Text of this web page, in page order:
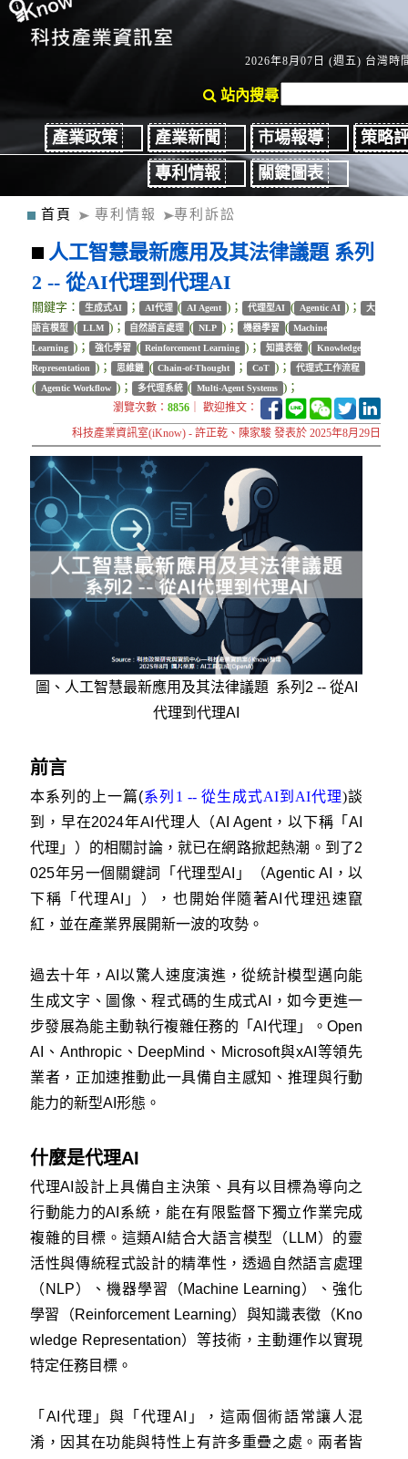
2026年8月07日 (週五) 台灣時
站內搜尋
產業政策 產業新聞 市場報導
策略
專利情報
關鍵圖表
首頁 專利情報 專利訴訟
人工智慧最新應用及其法律議題 系列
2 -- 從AI代理到代理AI
關鍵字： 生成式AI ； AI代理 ( AI Agent )； 代理型AI ( Agentic AI )； 大
語言模型
( LLM )； 自然語言處理 ( NLP )； 機器學習 ( Machine
Learning )； 強化學習 ( Reinforcement Learning )； 知識表徵 ( Knowledge
Representation
)； 思維鏈 ( Chain-of-Thought ； CoT )； 代理式工作流程
( Agentic Workflow )； 多代理系統 ( Multi-Agent Systems )；
瀏覽次數：8856 ｜ 歡迎推文：
科技產業資訊室(iKnow) - 許正乾、陳家駿 發表於 2025年8月29日
圖、人工智慧最新應用及其法律議題 系列2 -- 從AI
代理到代理AI
前言
本系列的 上一篇(系列1 -- 從生成式AI到AI代理)談
到，早在2024年AI代理人（AI Agent，以下稱「AI
代理」）的相關討論，就已在網路掀起熱潮。到了2
025年另一個關鍵詞「代理型AI」（Agentic AI，以
下稱「代理AI」），也開始伴隨著AI代理迅速竄
紅，並在產業界展開新一波的攻勢。
過去十年，AI以驚人速度演進，從統計模型邁向能
生成文字、圖像、程式碼的生成式AI，如今更進一
步發展為能主動執行複雜任務的「AI代理」。Open
AI、Anthropic、DeepMind、Microsoft與xAI等領先
業者，正加速推動此一具備自主感知、推理與行動
能力的新型AI形態。
什麼是代理AI
代理AI設計上具備自主決策、具有以目標為導向之
行動能力的AI系統，能在有限監督下獨立作業完成
複雜的目標。這類AI結合大語言模型（LLM）的靈
活性與傳統程式設計的精準性，透過自然語言處理
（NLP）、機器學習（Machine Learning）、強化
學習（Reinforcement Learning）與知識表徵（Kno
wledge Representation）等技術，主動運作以實現
特定任務目標。
「AI代理」與「代理AI」，這兩個術語常讓人混
淆，因其在功能與特性上有許多重疊之處。兩者皆